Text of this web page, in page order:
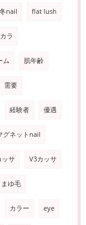
nail flat lush
ラ
ム 肌年齢
需要
経験者 優遇
グネットnail
ッサ V3カッサ
まゆ毛
カラー eye